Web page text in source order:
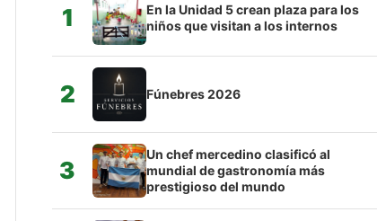
1
En la Unidad 5 crean plaza para los
niños que visitan a los internos
2 Fúnebres 2026
3
Un chef mercedino clasificó al
mundial de gastronomía más
prestigioso del mundo